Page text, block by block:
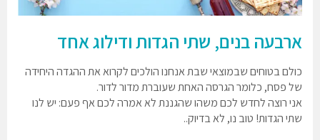
ארבעה בנים, שתי הגדות ודילוג אחד
כולם בטוחים שבמוצאי שבת אנחנו הולכים לקרוא את ההגדה היחידה
של פסח, כלומר הגרסה האחת שעוברת מדור לדור.
אני רוצה לחדש לכם משהו שהגננת לא אמרה לכם אף פעם: יש לנו
שתי הגדות! טוב נו, לא בדיוק..